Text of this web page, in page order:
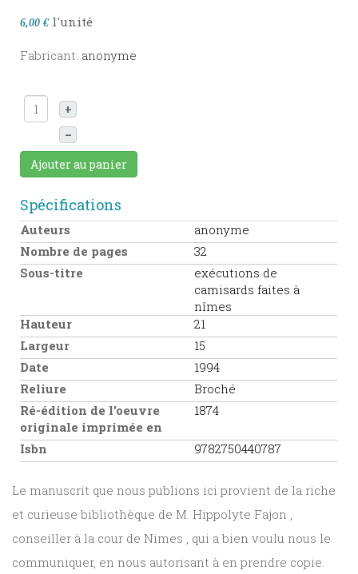
6,00 € l'unité
Fabricant: anonyme
+
–
Ajouter au panier
Spécifications
Auteurs
anonyme
Nombre de pages
32
Sous-titre
exécutions de
camisards faites à
nîmes
Hauteur
21
Largeur
15
Date
1994
Reliure
Broché
Ré-édition de l'oeuvre
originale imprimée en
1874
Isbn 9782750440787
Le manuscrit que nous publions ici provient de la riche
et curieuse bibliothèque de M. Hippolyte Fajon ,
conseiller à la cour de Nimes , qui a bien voulu nous le
communiquer, en nous autorisant à en prendre copie.